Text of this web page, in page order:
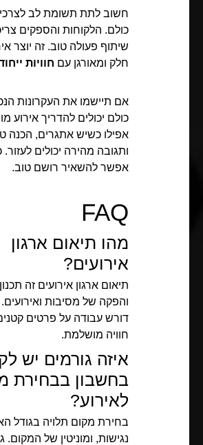
חשוב לתת תשומת לב
כולם. הלקוחות והספקים
שיתוף פעולה טוב. זה יוצר
חלק ומאורגן עם חוויות
אם תיישמו את העקרונות
כולם יכולים להדריך אירוע
אפילו כשיש אתגרים, הכנה
ותגובה מהירה יכולים לעזור.
אפשר להשאיר רושם טוב.
FAQ
מהו תיאום ארגון
אירועים?
תיאום ארגון אירועים זה תכנון
והפקה של מסיבות
דורש עבודה על פרטים
חוויה מושלמת.
איזה גורמים יש
בחשבון בבחירת
לאירוע?
בחירת מקום תלויה בגודל
נגישות, ומוניטין של המקום.